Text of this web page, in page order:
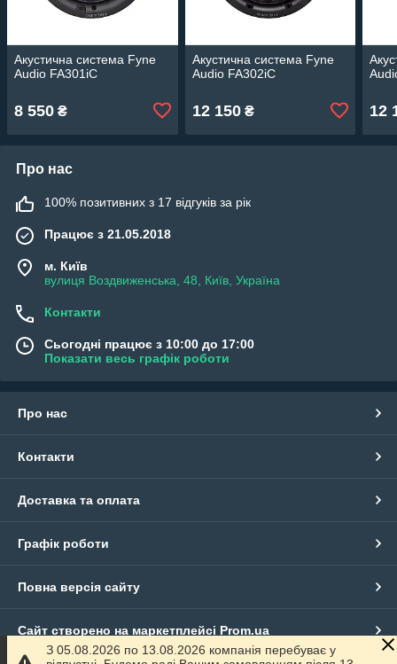
Акустична система Fyne
Audio FA301iC
8 550 ₴
Акустична система Fyne
Audio FA302iC
12 150₴ 12
Про нас
100% позитивних з 17 відгуків за рік
Працює з 21.05.2018
м. Київ
вулиця Воздвиженська, 48, Київ, Україна
Контакти
Сьогодні працює з 10:00 до 17:00
Показати весь графік роботи
Про нас
Контакти
Доставка та оплата
Графік роботи
Повна версія сайту
Сайт створено на маркетплейсі Prom.ua
З 05.08.2026 по 13.08.2026 компанія перебуває у